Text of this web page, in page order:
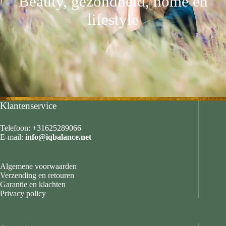
lifestyle
Klantenservice
Telefoon: +31625289066
E-mail: info@iqbalance.net
Algemene voorwaarden
Verzending en retouren
Garantie en klachten
Privacy policy